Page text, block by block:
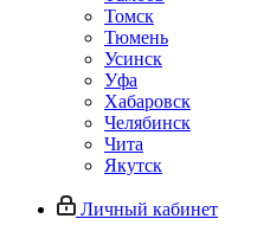
Томск
Тюмень
Усинск
Уфа
Хабаровск
Челябинск
Чита
Якутск
Личный кабинет